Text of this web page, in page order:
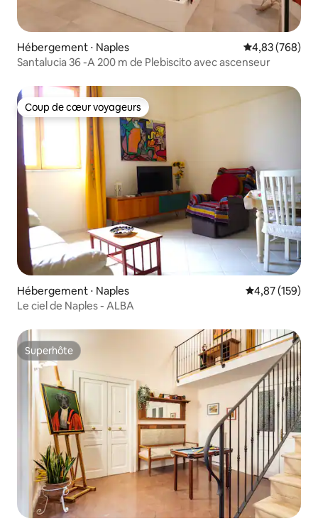
Hébergement ⋅ Naples Évaluation
4,83 (768)
Santalucia 36 -A 200 m de Plebiscito avec ascenseur
Coup de cœur voyageurs
Coup de cœur voyageurs
Hébergement ⋅ Naples Évaluation
4,87 (159)
Le ciel de Naples - ALBA
Superhôte
Superhôte